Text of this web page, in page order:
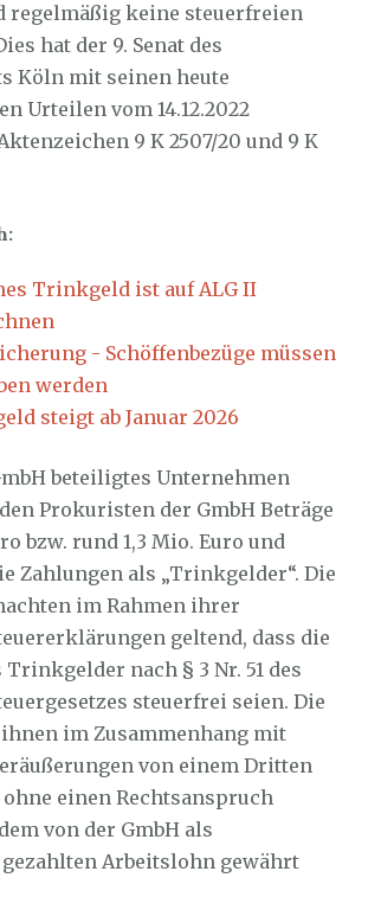
regelmäßig keine steuerfreien
hat der 9. Senat des
Köln mit seinen heute
Urteilen vom 14.12.2022
9 K 2507/20 und 9 K
Trinkgeld ist auf ALG II
- Schöffenbezüge müssen
werden
steigt ab Januar 2026
beteiligtes Unternehmen
Prokuristen der GmbH Beträge
bzw. rund 1,3 Mio. Euro und
Zahlungen als „Trinkgelder“. Die
im Rahmen ihrer
geltend, dass die
nach § 3 Nr. 51 des
steuerfrei seien. Die
im Zusammenhang mit
von einem Dritten
einen Rechtsanspruch
von der GmbH als
Arbeitslohn gewährt